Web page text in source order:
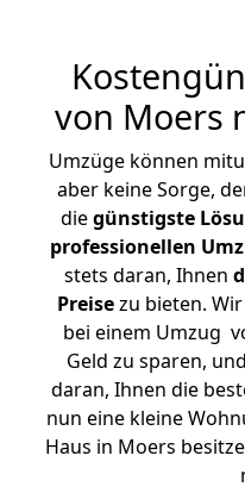
von Moers
Umzüge können
aber keine Sorge,
diegünstigste
professionellen
stets daran, Ihnen
Preisezu bieten.
bei einem Umzug
Geld zu sparen,
daran, Ihnen die
nun eine kleine
Haus in Moers